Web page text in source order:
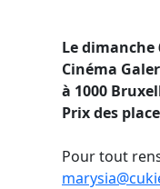
Le dimanche
Cinéma
à 1000
Prix des
Pour tout